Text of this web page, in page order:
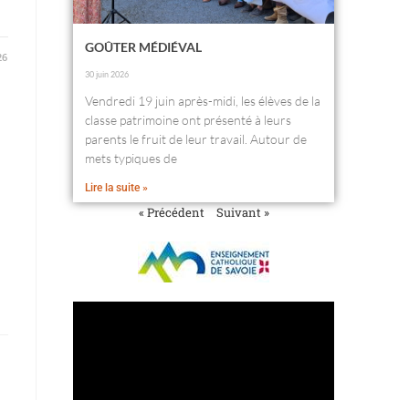
GOÛTER MÉDIÉVAL
30 juin 2026
Vendredi 19 juin après-midi, les élèves de la
classe patrimoine ont présenté à leurs
parents le fruit de leur travail. Autour de
mets typiques de
Lire la suite »
« Précédent Suivant »